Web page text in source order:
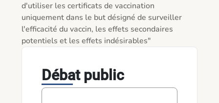
d'utiliser les certificats de vaccination
uniquement dans le but désigné de surveiller
l'efficacité du vaccin, les effets secondaires
potentiels et les effets indésirables"
Débat public